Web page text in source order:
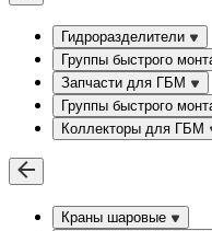
Гидроразделители
Группы быстрого
Запчасти для ГБМ
Группы быстрого
Коллекторы для ГБМ
Краны шаровые